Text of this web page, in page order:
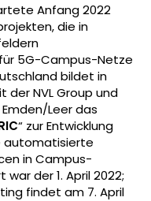
Anfang 2022
die in
5G-Campus-Netze
bildet in
NVL Group und
Leer das
“ zur Entwicklung
automatisierte
in Campus-
der 1. April 2022;
findet am 7. April